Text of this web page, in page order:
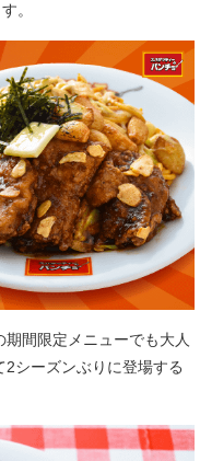
。
間限定メニューでも大人
シーズンぶりに登場する